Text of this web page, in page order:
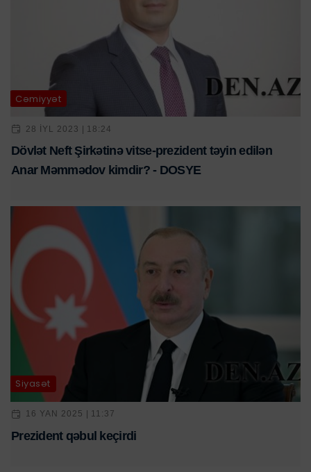
Cəmiyyət
28 IYL 2023 | 18:24
Dövlət Neft Şirkətinə vitse-prezident təyin edilən
Anar Məmmədov kimdir? - DOSYE
Siyasət
16 YAN 2025 | 11:37
Prezident qəbul keçirdi